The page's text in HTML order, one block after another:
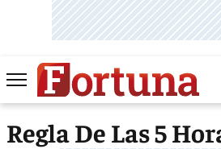
Regla De Las 5